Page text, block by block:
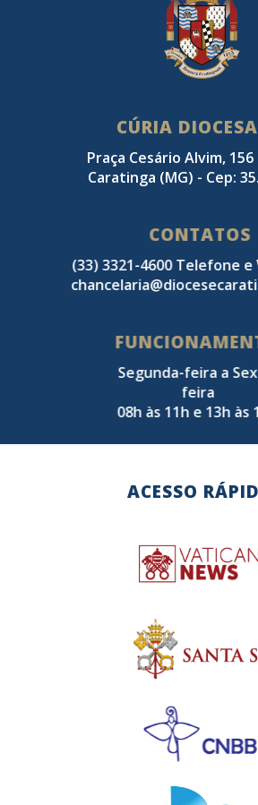
CÚRIA
Praça Cesário Alvim,
Caratinga (MG) - Cep:
CONTATOS
(33) 3321-4600 Telefone
Segunda-feira a
feira
08h às 11h e 13h às
ACESSO